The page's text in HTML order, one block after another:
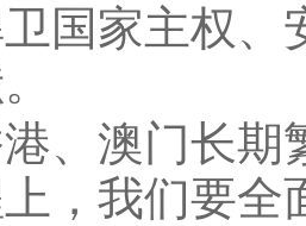
国家主权
澳门长期
，我们要全